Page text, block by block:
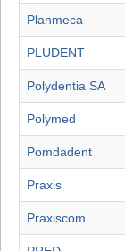
Planmeca
PLUDENT
Polydentia SA
Polymed
Pomdadent
Praxis
Praxiscom